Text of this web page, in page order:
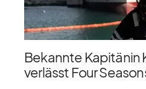
Bekannte Kapitänin
verlässt Four